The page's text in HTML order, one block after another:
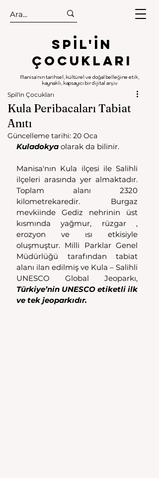
.
.
Spıl'in
Çocukları
Manisa'nın tarihsel, kültürel ve doğal belleğine etik,
kaynaklı, kapsayıcı bir dijital arşiv
Kula Peribacaları Tabiat
Anıtı
Spil'in Çocukları
Güncelleme tarihi: 20 Oca
Kuladokya olarak da bilinir.
Manisa'nın Kula ilçesi ile Salihli
ilçeleri arasında yer almaktadır.
Toplam alanı 2320
kilometrekaredir. Burgaz
mevkiinde Gediz nehrinin üst
kısmında yağmur, rüzgar ,
erozyon ve ısı etkisiyle
oluşmuştur. Milli Parklar Genel
Müdürlüğü tarafından tabiat
alanı ilan edilmiş ve Kula – Salihli
Türkiye’nin UNESCO etiketli ilk
ve tek jeoparkıdır.